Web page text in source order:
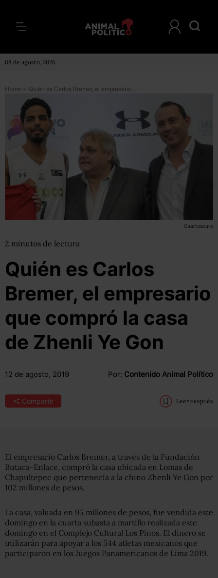
08 de agosto, 2026
Home > Quién es Carlos Bremer, el empresario que compró la casa de Zhenli Ye Gon
Cuartoscuro
2 minutos de lectura
Quién es Carlos
Bremer, el empresario
que compró la casa
de Zhenli Ye Gon
12 de agosto, 2019 Por: Contenido Animal Político
Compartir Leer después
El empresario Carlos Bremer, a través de la Fundación
Butaca-Enlace, compró la casa ubicada en Lomas de
Chapultepec que pertenecía a la chino Zhenli Ye Gon por
102 millones de pesos.
La casa, valuada en 95 millones de pesos, fue vendida este
domingo en la cuarta subasta a martillo realizada este
domingo en el Complejo Cultural Los Pinos. El dinero se
utilizarán para apoyar a los 544 atletas mexicanos que
participaron en los Juegos Panamericanos de Lima 2019.